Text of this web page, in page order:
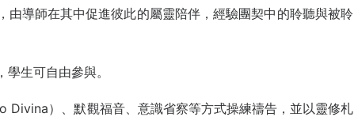
由導師在其中促進彼此的屬靈陪伴，經驗團契中的聆聽與被聆
生可自由參與。
Divina）、默觀福音、意識省察等方式操練禱告，並以靈修札